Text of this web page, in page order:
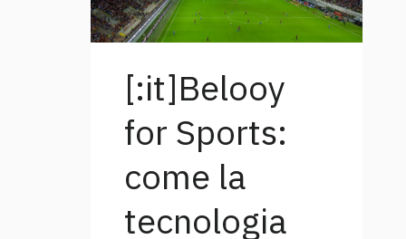
[:it]Belooy
for Sports:
come la
tecnologia